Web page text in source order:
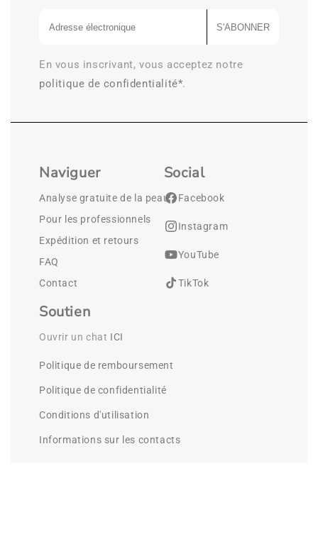
S'ABONNER
En vous inscrivant, vous acceptez notre
politique de confidentialité*.
Naviguer
Analyse gratuite de la peau
Pour les professionnels
Expédition et retours
FAQ
Contact
Social
Facebook
Instagram
YouTube
TikTok
Soutien
Ouvrir un chat ICI
Politique de remboursement
Politique de confidentialité
Conditions d'utilisation
Informations sur les contacts